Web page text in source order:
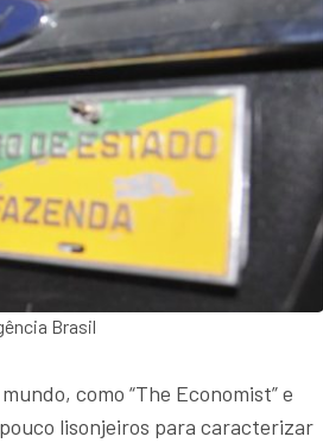
Brasil
como “The Economist” e
lisonjeiros para caracterizar